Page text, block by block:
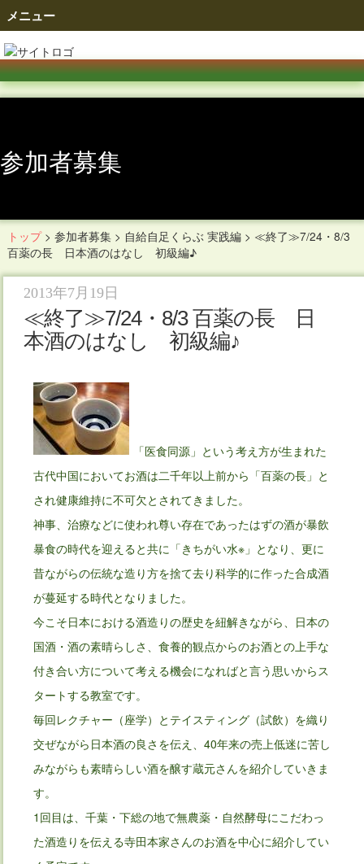
メニュー
参加者募集
トップ> 参加者募集> 自給自足くらぶ 実践編> ≪終了≫7/24・8/3
百薬の長 日本酒のはなし 初級編♪
2013年7月19日
≪終了≫7/24・8/3 百薬の長 日
本酒のはなし 初級編♪
「医食同源」という考え方が生まれた
古代中国においてお酒は二千年以上前から「百薬の長」と
され健康維持に不可欠とされてきました。
神事、治療などに使われ尊い存在であったはずの酒が暴飲
暴食の時代を迎えると共に「きちがい水※」となり、更に
昔ながらの伝統な造り方を捨て去り科学的に作った合成酒
が蔓延する時代となりました。
今こそ日本における酒造りの歴史を紐解きながら、日本の
国酒・酒の素晴らしさ、食養的観点からのお酒との上手な
付き合い方について考える機会になればと言う思いからス
タートする教室です。
毎回レクチャー（座学）とテイスティング（試飲）を織り
交ぜながら日本酒の良さを伝え、40年来の売上低迷に苦し
みながらも素晴らしい酒を醸す蔵元さんを紹介していきま
す。
1回目は、千葉・下総の地で無農薬・自然酵母にこだわっ
た酒造りを伝える寺田本家さんのお酒を中心に紹介してい